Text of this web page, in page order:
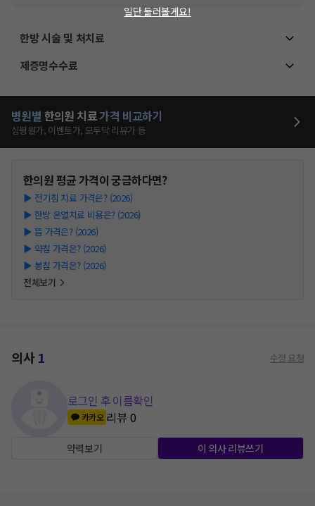
한방 시술 및 처치료
제증명수수료
병원별 한의원 치료가격 비교하기
심평원가, 이벤트가, 모두닥 리뷰가 등
한의원평균 가격이 궁금하다면?
▶ 전기침 치료 가격은? (2026)
▶ 한방 온열치료 비용은? (2026)
▶ 뜸 가격은? (2026)
▶ 약침 가격은? (2026)
▶ 봉침 가격은? (2026)
전체보기
의사1 수정 요청
로그인 후 이름확인
카카오 리뷰0
약력보기 이 의사 리뷰쓰기
일단 둘러볼게요!